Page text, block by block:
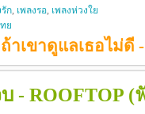
รัก, เพลงรอ, เพลงห่วงใย
ย
าเขาดูแลเธอไม่ดี
- ROOFTOP (